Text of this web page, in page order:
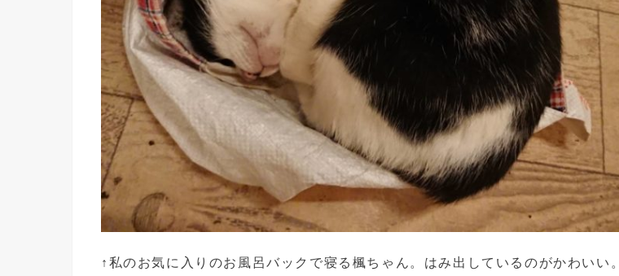
↑私のお気に入りのお風呂バックで寝る楓ちゃん。はみ出しているのがかわいい。